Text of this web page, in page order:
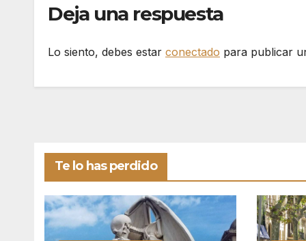
Deja una respuesta
Lo siento, debes estar conectado para publicar
Te lo has perdido